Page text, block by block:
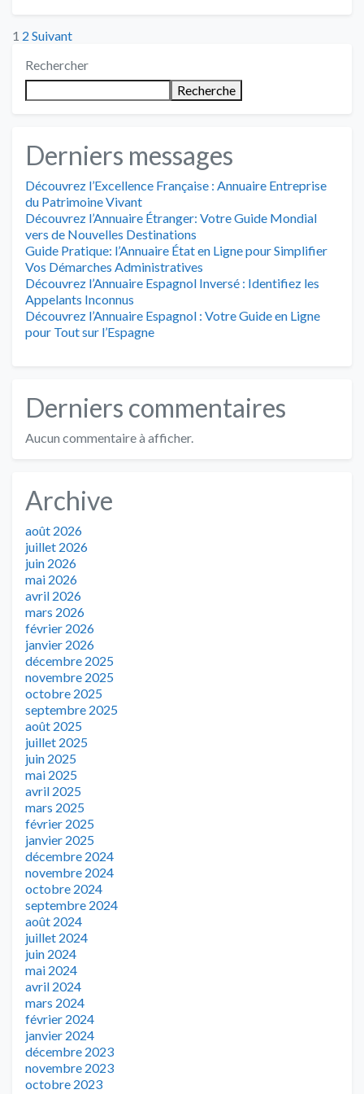
Posts
pagination
1 2 Suivant
Rechercher
Recherche
Derniers messages
Découvrez l’Excellence Française : Annuaire Entreprise
du Patrimoine Vivant
Découvrez l’Annuaire Étranger: Votre Guide Mondial
vers de Nouvelles Destinations
Guide Pratique: l’Annuaire État en Ligne pour Simplifier
Vos Démarches Administratives
Découvrez l’Annuaire Espagnol Inversé : Identifiez les
Appelants Inconnus
Découvrez l’Annuaire Espagnol : Votre Guide en Ligne
pour Tout sur l’Espagne
Derniers commentaires
Aucun commentaire à afficher.
Archive
août 2026
juillet 2026
juin 2026
mai 2026
avril 2026
mars 2026
février 2026
janvier 2026
décembre 2025
novembre 2025
octobre 2025
septembre 2025
août 2025
juillet 2025
juin 2025
mai 2025
avril 2025
mars 2025
février 2025
janvier 2025
décembre 2024
novembre 2024
octobre 2024
septembre 2024
août 2024
juillet 2024
juin 2024
mai 2024
avril 2024
mars 2024
février 2024
janvier 2024
décembre 2023
novembre 2023
octobre 2023